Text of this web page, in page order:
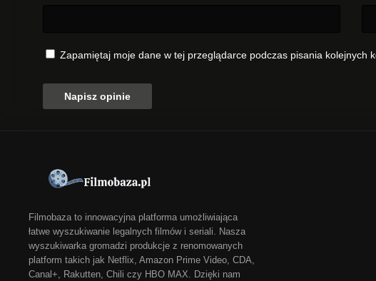
Zapamiętaj moje dane w tej przeglądarce podczas pisania kolejnych
Filmobaza to innowacyjna platforma umożliwiająca
łatwe wyszukiwanie legalnych filmów i seriali. Nasza
wyszukiwarka gromadzi produkcje z renomowanych
platform takich jak Netflix, Amazon Prime Video, CDA,
Canal+, Rakutten, Chili czy HBO MAX. Dzięki nam